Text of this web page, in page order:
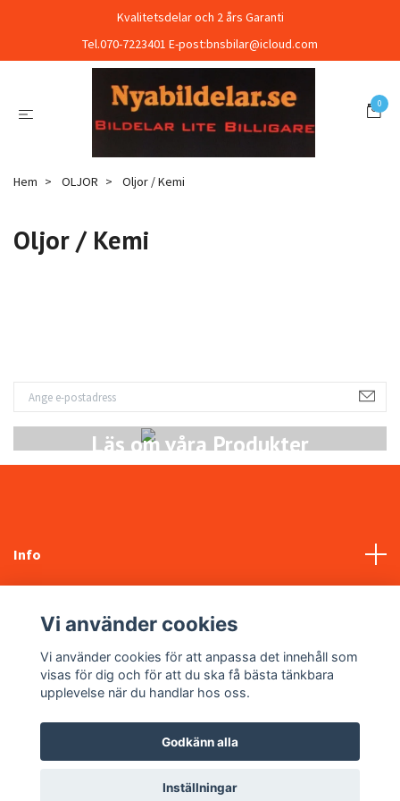
Kvalitetsdelar och 2 års Garanti
Tel.070-7223401 E-post:bnsbilar@icloud.com
0
Läs om våra Produkter
Hem OLJOR Oljor / Kemi
Oljor / Kemi
Info
Sociala medier
© 2026 NYABILDELAR.SE
Vi använder cookies
Vi använder cookies för att anpassa det innehåll som
visas för dig och för att du ska få bästa tänkbara
upplevelse när du handlar hos oss.
Godkänn alla
Inställningar